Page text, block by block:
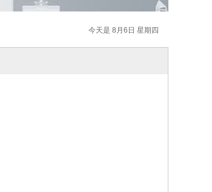
今天是 8月6日 星期四